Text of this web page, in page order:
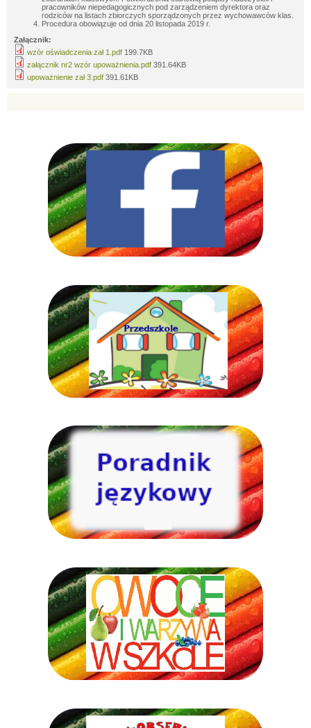
pracowników niepedagogicznych pod zarządzeniem dyrektora oraz
rodziców na listach zbiorczych sporządzonych przez wychowawców klas.
Procedura obowiązuje od dnia 20 listopada 2019 r.
Załącznik:
wzór oświadczenia zał 1.pdf 199.7KB
załącznik nr2 wzór upoważnienia.pdf 391.64KB
upoważnienie zał 3.pdf 391.61KB